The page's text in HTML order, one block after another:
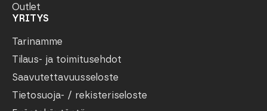
Outlet
YRITYS
Tarinamme
Tilaus- ja toimitusehdot
Saavutettavuusseloste
Tietosuoja- / rekisteriseloste